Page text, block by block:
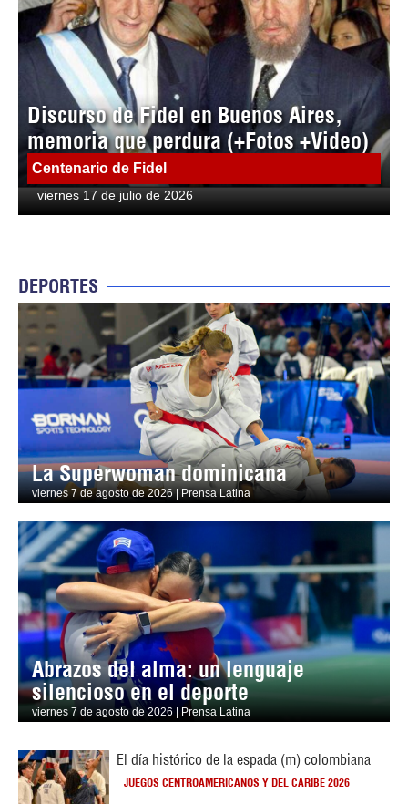
Discurso de Fidel en Buenos Aires,
memoria que perdura (+Fotos +Video)
Centenario de Fidel
viernes 17 de julio de 2026
DEPORTES
La Superwoman dominicana
viernes 7 de agosto de 2026 | Prensa Latina
Abrazos del alma: un lenguaje
silencioso en el deporte
viernes 7 de agosto de 2026 | Prensa Latina
El día histórico de la espada (m) colombiana
JUEGOS CENTROAMERICANOS Y DEL CARIBE 2026